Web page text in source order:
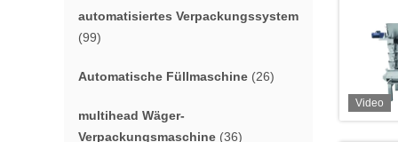
automatisiertes Verpackungssystem
(99)
Automatische Füllmaschine (26)
multihead Wäger-
Verpackungsmaschine (36)
Video